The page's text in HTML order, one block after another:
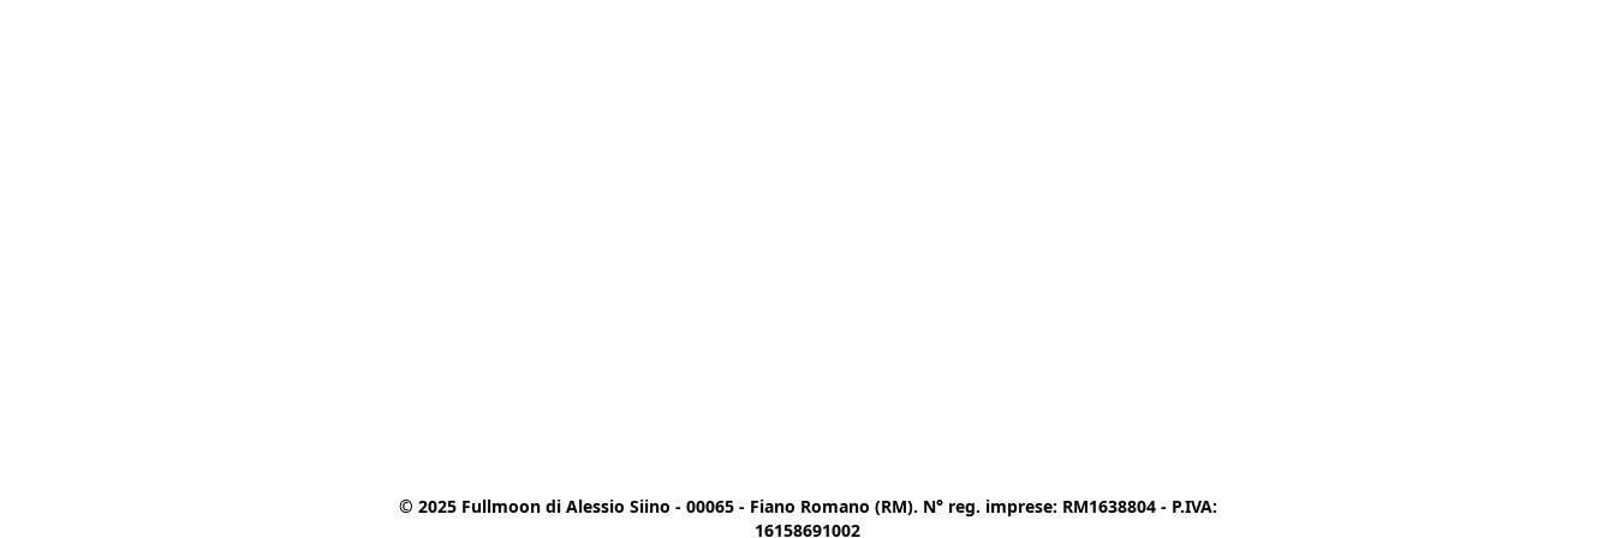
© 2025 Fullmoon di Alessio Siino - 00065 - Fiano Romano (RM). N° reg. imprese: RM1638804 - P.IVA:
16158691002